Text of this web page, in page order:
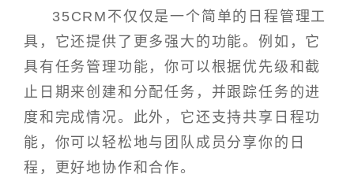
35CRM不仅仅是一个简单的日程管理工
具，它还提供了更多强大的功能。例如，它
具有任务管理功能，你可以根据优先级和截
止日期来创建和分配任务，并跟踪任务的进
度和完成情况。此外，它还支持共享日程功
能，你可以轻松地与团队成员分享你的日
程，更好地协作和合作。